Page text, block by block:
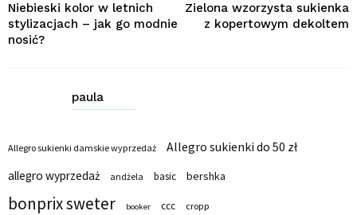
Niebieski kolor w letnich
stylizacjach – jak go modnie
nosić?
Zielona wzorzysta sukienka
z kopertowym dekoltem
paula
Allegro sukienki damskie wyprzedaż
Allegro sukienki do 50 zł
allegro wyprzedaż
andżela basic bershka
bonprix sweter booker ccc cropp